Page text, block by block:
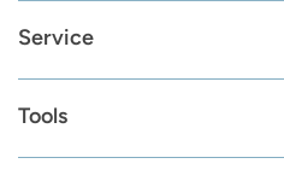
Service
Tools